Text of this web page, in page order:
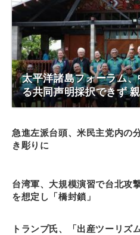
太平洋諸島フォーラム
る共同声明採択できず
急進左派台頭、米民主党内の
き彫りに
台湾軍、大規模演習で台北攻
を想定し「橋封鎖」
トランプ氏、「出産ツーリズ